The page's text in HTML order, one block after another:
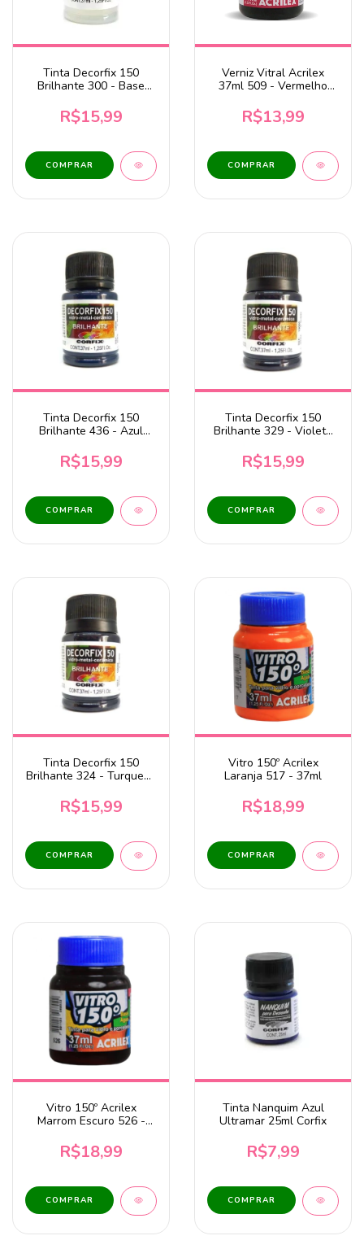
Tinta Decorfix 150
Brilhante 300 - Base
R$15,99
Verniz Vitral Acrilex
37ml 509 - Vermelho
R$13,99
Tinta Decorfix 150
Brilhante 436 - Azul
R$15,99
Tinta Decorfix 150
Brilhante 329 - Violeta
R$15,99
Tinta Decorfix 150
Brilhante 324 - Turquesa
R$15,99
Vitro 150º Acrilex
Laranja 517 - 37ml
R$18,99
Vitro 150º Acrilex
Marrom Escuro 526 -
R$18,99
Tinta Nanquim Azul
Ultramar 25ml Corfix
R$7,99